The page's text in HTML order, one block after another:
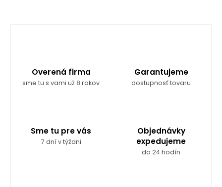
Overená firma
sme tu s vami už 8 rokov
Garantujeme
dostupnosť tovaru
Sme tu pre vás
7 dní v týždni
Objednávky
expedujeme
do 24 hodín